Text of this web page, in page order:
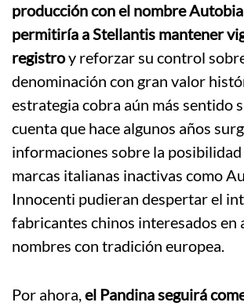
producción con el nombre
permitiría a Stellantis mantener
registroy reforzar su control
denominación con gran valor
estrategia cobra aún más sentido
cuenta que hace algunos años
informaciones sobre la posibilidad
marcas italianas inactivas como
Innocenti pudieran despertar el
fabricantes chinos interesados en
nombres con tradición europea.
Por ahora,el Pandina seguirá